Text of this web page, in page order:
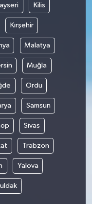
Kilis
Kırşehir
Malatya
Muğla
Ordu
Samsun
Sivas
Trabzon
Yalova